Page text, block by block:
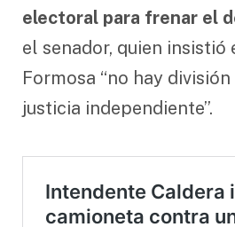
electoral para frenar el
el senador, quien insistió
Formosa “no hay
justicia independiente”.